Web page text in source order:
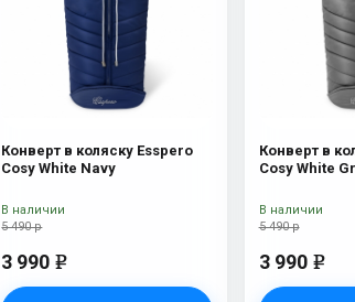
Конверт в коляску Esspero
Cosy White Navy
5 490 р
3 990 e
В наличии
Конверт в
Cosy White
5 490 р
3 990 e
В наличии